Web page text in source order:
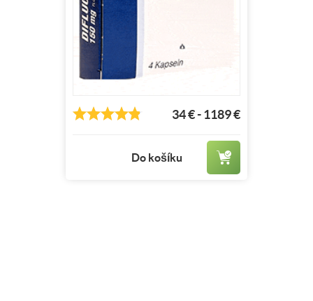
34 € - 1189 €
Do košíku